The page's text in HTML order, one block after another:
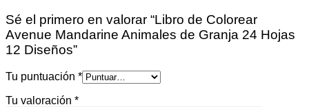
Sé el primero en valorar “Libro de Colorear
Avenue Mandarine Animales de Granja 24 Hojas
12 Diseños”
Tu puntuación *
Tu valoración *